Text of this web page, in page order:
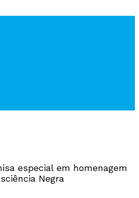
especial em homenagem
Negra